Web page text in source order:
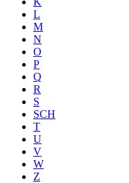
L
M
N
O
P
Q
R
S
SCH
T
U
V
W
Z